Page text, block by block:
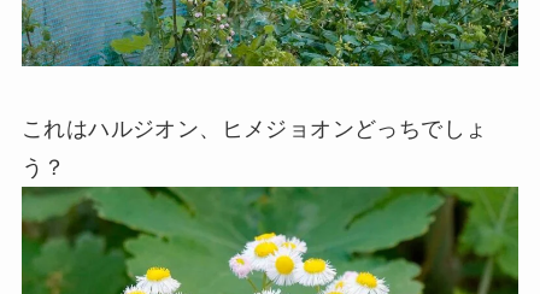
これはハルジオン、ヒメジョオンどっちでしょ
う？